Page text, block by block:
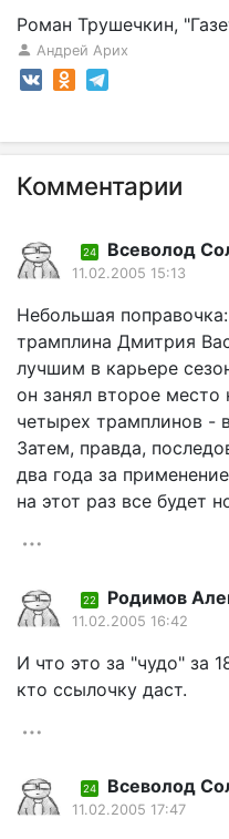
Роман Трушечкин,
Андрей Арих
Комментарии
24 Всеволод
11.02.2005 15:13
Небольшая
трамплина Дмитрия
лучшим в карьере
он занял второе место
четырех трамплинов -
Затем, правда,
два года за
на этот раз все будет
22 Родимов
11.02.2005 16:42
И что это за "чудо" за
кто ссылочку даст.
24 Всеволод
11.02.2005 17:47